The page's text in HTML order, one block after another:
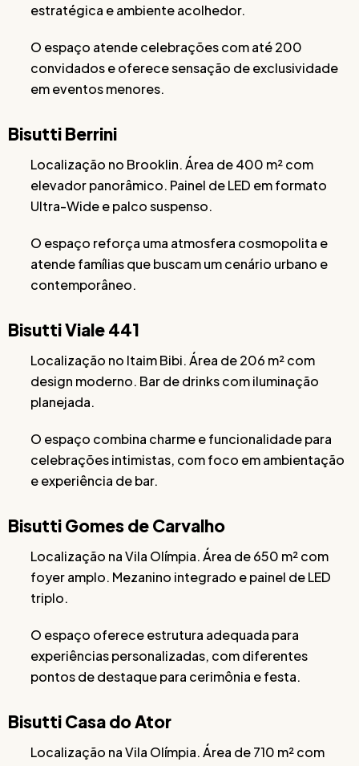
estratégica e ambiente acolhedor.
O espaço atende celebrações com até 200
convidados e oferece sensação de exclusividade
em eventos menores.
Bisutti Berrini
Localização no Brooklin. Área de 400 m² com
elevador panorâmico. Painel de LED em formato
Ultra-Wide e palco suspenso.
O espaço reforça uma atmosfera cosmopolita e
atende famílias que buscam um cenário urbano e
contemporâneo.
Bisutti Viale 441
Localização no Itaim Bibi. Área de 206 m² com
design moderno. Bar de drinks com iluminação
planejada.
O espaço combina charme e funcionalidade para
celebrações intimistas, com foco em ambientação
e experiência de bar.
Bisutti Gomes de Carvalho
Localização na Vila Olímpia. Área de 650 m² com
foyer amplo. Mezanino integrado e painel de LED
triplo.
O espaço oferece estrutura adequada para
experiências personalizadas, com diferentes
pontos de destaque para cerimônia e festa.
Bisutti Casa do Ator
Localização na Vila Olímpia. Área de 710 m² com